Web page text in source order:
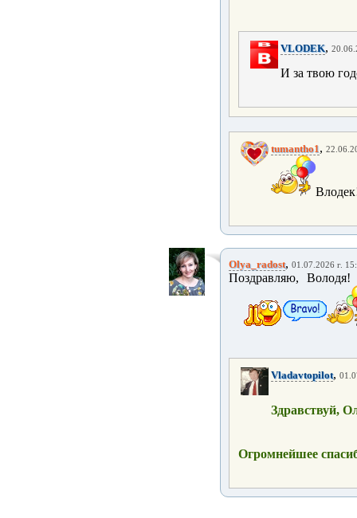
VLODEK,
И за твою
tumantho1,
Olya_radost, 01.07.2026 г.
Поздравляю,
Vladavtopilot,
Здравствуй,
Огромнейшее